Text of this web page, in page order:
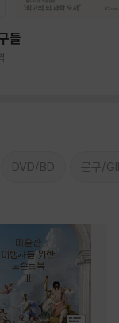
들
DVD/BD 문구/